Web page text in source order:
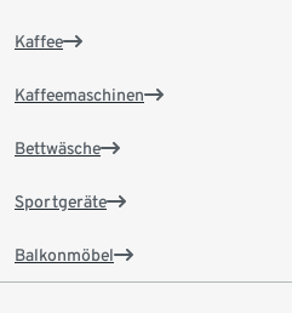
Kaffee
Kaffeemaschinen
Bettwäsche
Sportgeräte
Balkonmöbel